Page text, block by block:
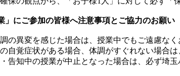
」にご参加の皆様へ注意事項とご協力のお願い
の異変を感じた場合は、授業中でもご遠慮な
自覚症状がある場合、体調がすぐれない場合
告知中の授業が中止となった場合は、必ず埼